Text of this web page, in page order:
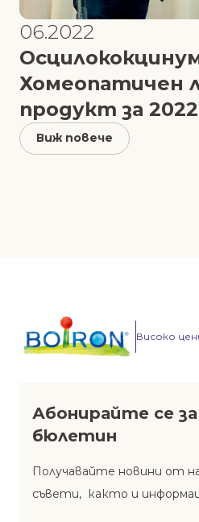
06.2022
Хомеопатичен
продукт за
Виж повече
Високо
Абонирайте се
бюлетин
Получавайте новини от
съвети, както и